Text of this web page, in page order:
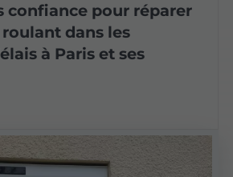
confiance pour réparer
dans les
à Paris et ses